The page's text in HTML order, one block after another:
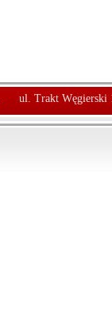
ul. Trakt Węgierski